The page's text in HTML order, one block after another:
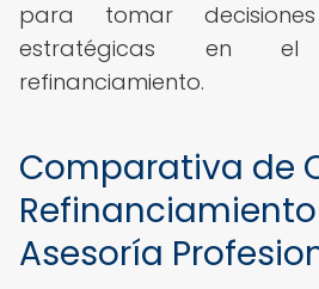
para tomar
estratégicas en
refinanciamiento.
Comparativa de
Asesoría